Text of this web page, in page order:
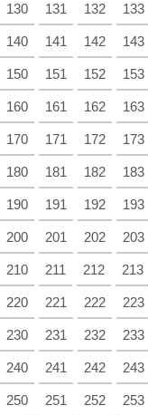
130 131 132 133
140 141 142 143
150 151 152 153
160 161 162 163
170 171 172 173
180 181 182 183
190 191 192 193
200 201 202 203
210 211 212 213
220 221 222 223
230 231 232 233
240 241 242 243
250 251 252 253